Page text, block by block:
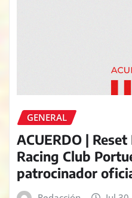
GENERAL
ACUERDO |
Racing Club
patrocinador